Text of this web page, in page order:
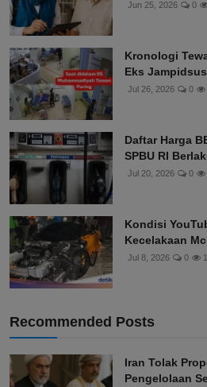
Jun 25, 2026 0
Kronologi
Eks
Jul 26, 2026 0
Daftar Harga
SPBU RI
Jul 20, 2026 0
Kondisi
Kecelakaan
Jul 8, 2026 0
Recommended Posts
Iran Tolak
Pengelolaan